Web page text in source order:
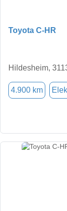
Toyota C-HR
Hildesheim,
4.900 km